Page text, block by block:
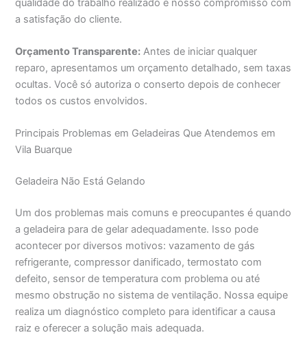
a satisfação do cliente.
Orçamento Transparente: Antes de iniciar qualquer
reparo, apresentamos um orçamento detalhado, sem taxas
ocultas. Você só autoriza o conserto depois de conhecer
todos os custos envolvidos.
Principais Problemas em Geladeiras Que Atendemos em
Vila Buarque
Geladeira Não Está Gelando
Um dos problemas mais comuns e preocupantes é quando
a geladeira para de gelar adequadamente. Isso pode
acontecer por diversos motivos: vazamento de gás
refrigerante, compressor danificado, termostato com
defeito, sensor de temperatura com problema ou até
mesmo obstrução no sistema de ventilação. Nossa equipe
realiza um diagnóstico completo para identificar a causa
raiz e oferecer a solução mais adequada.